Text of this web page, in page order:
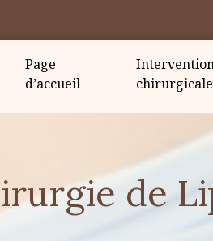
Page
d’accueil
de